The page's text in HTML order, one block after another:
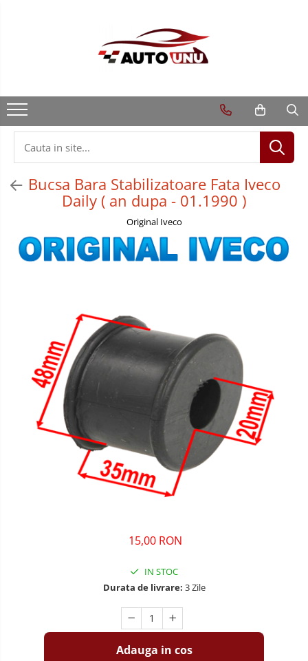
Bucsa Bara Stabilizatoare Fata Iveco
Daily ( an dupa - 01.1990 )
Original Iveco
15,00 RON
IN STOC
Durata de livrare: 3 Zile
Adauga in cos